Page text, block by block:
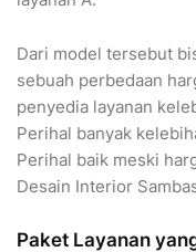
Dari model tersebut
sebuah perbedaan
penyedia layanan
Perihal banyak
Perihal baik meski
Desain Interior
Paket Layanan